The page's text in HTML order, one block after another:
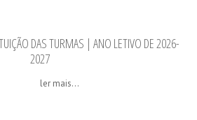
DAS TURMAS | ANO LETIVO DE 2026-
2027
ler mais...